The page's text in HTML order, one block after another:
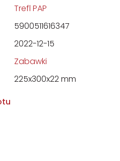
Trefl PAP
5900511616347
2022-12-15
Zabawki
225x300x22 mm